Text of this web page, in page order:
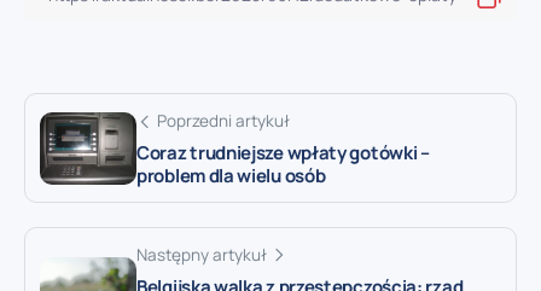
Poprzedni artykuł
Coraz trudniejsze wpłaty gotówki –
problem dla wielu osób
Następny artykuł